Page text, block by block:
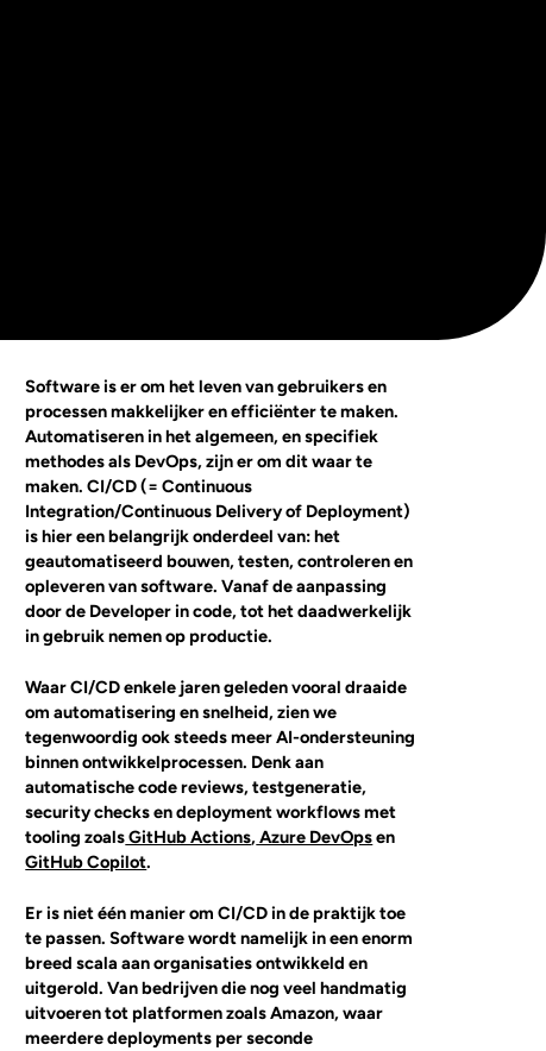
Software is er om het leven van gebruikers en
processen makkelijker en efficiënter te maken.
Automatiseren in het algemeen, en specifiek
methodes als DevOps, zijn er om dit waar te
maken. CI/CD (= Continuous
Integration/Continuous Delivery of Deployment)
is hier een belangrijk onderdeel van: het
geautomatiseerd bouwen, testen, controleren en
opleveren van software. Vanaf de aanpassing
door de Developer in code, tot het daadwerkelijk
in gebruik nemen op productie.
Waar CI/CD enkele jaren geleden vooral draaide
om automatisering en snelheid, zien we
tegenwoordig ook steeds meer AI-ondersteuning
binnen ontwikkelprocessen. Denk aan
automatische code reviews, testgeneratie,
security checks en deployment workflows met
tooling zoalsGitHub Actions,Azure DevOpsen
GitHub Copilot.
Er is niet één manier om CI/CD in de praktijk toe
te passen. Software wordt namelijk in een enorm
breed scala aan organisaties ontwikkeld en
uitgerold. Van bedrijven die nog veel handmatig
uitvoeren tot platformen zoals Amazon, waar
meerdere deployments per seconde